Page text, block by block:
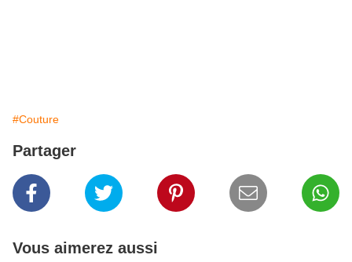
#Couture
Partager
Vous aimerez aussi